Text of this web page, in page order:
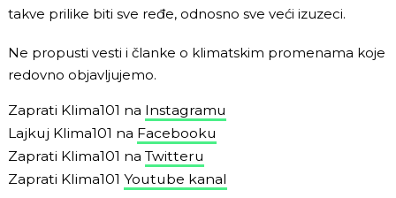
takve prilike biti sve ređe, odnosno sve veći izuzeci.
Ne propusti vesti i članke o klimatskim promenama koje
redovno objavljujemo.
Zaprati Klima101 na Instagramu
Lajkuj Klima101 na Facebooku
Zaprati Klima101 na Twitteru
Zaprati Klima101 Youtube kanal